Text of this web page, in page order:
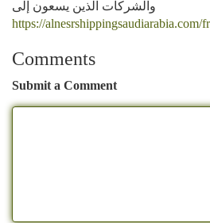
والشركات الذين يسعون إلى
https://alnesrshippingsaudiarabia.com/
Comments
Submit a Comment